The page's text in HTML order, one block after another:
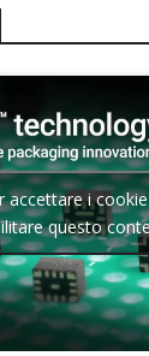
accettare i
questo